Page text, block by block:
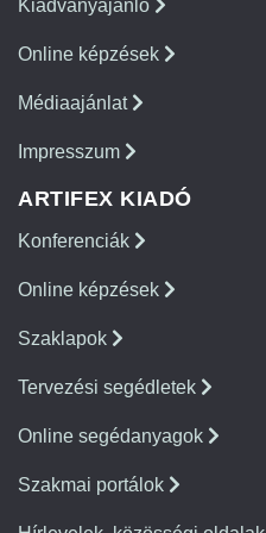
Kiadványajánló
Online képzések
Médiaajánlat
Impresszum
ARTIFEX KIADÓ
Konferenciák
Online képzések
Szaklapok
Tervezési segédletek
Online segédanyagok
Szakmai portálok